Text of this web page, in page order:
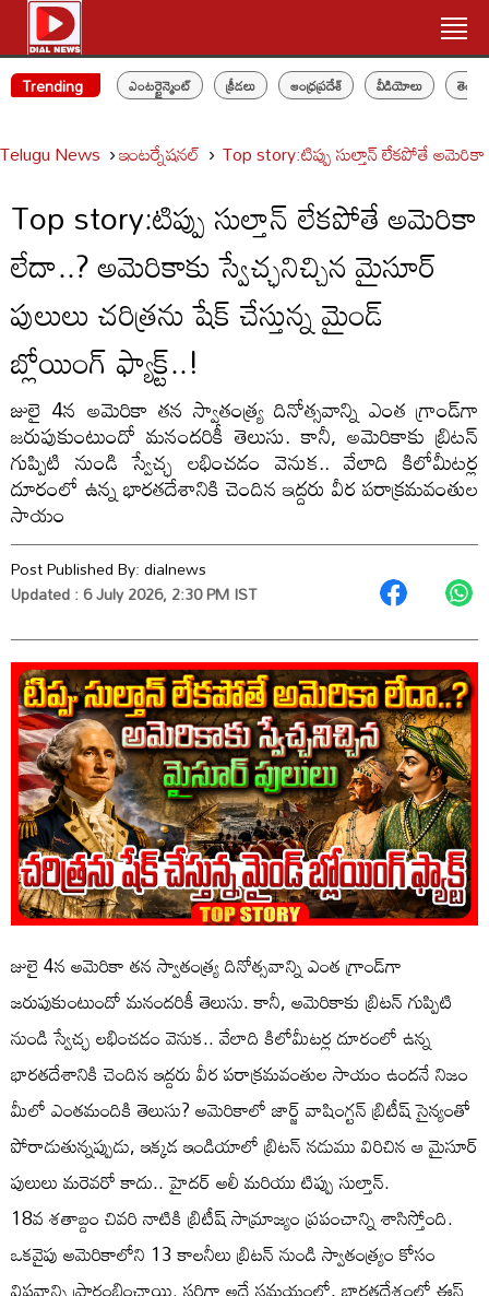
Trending ఎంటర్టైన్మెంట్ క్రీడలు ఆంధ్రప్రదేశ్ వీడియోలు
Telugu News ఇంటర్నేషనల్ Top story:టిప్పు సుల్తాన్ లేకపోతే అమెరికా
Top story:టిప్పు సుల్తాన్ లేకపోతే అమెరికా
లేదా..? అమెరికాకు స్వేచ్ఛనిచ్చిన మైసూర్
పులులు చరిత్రను షేక్ చేస్తున్న మైండ్
బ్లోయింగ్ ఫ్యాక్ట్..!
జులై 4న అమెరికా తన స్వాతంత్ర్య దినోత్సవాన్ని ఎంత గ్రాండ్‌గా
జరుపుకుంటుందో మనందరికీ తెలుసు. కానీ, అమెరికాకు బ్రిటన్
గుప్పిటి నుండి స్వేచ్ఛ లభించడం వెనుక.. వేలాది కిలోమీటర్ల
దూరంలో ఉన్న భారతదేశానికి చెందిన ఇద్దరు వీర పరాక్రమవంతుల
సాయం
Post Published By:dialnews
Updated : 6 July 2026, 2:30 PM IST
జులై 4న అమెరికా తన స్వాతంత్ర్య దినోత్సవాన్ని ఎంత గ్రాండ్‌గా
జరుపుకుంటుందో మనందరికీ తెలుసు. కానీ, అమెరికాకు బ్రిటన్ గుప్పిటి
నుండి స్వేచ్ఛ లభించడం వెనుక.. వేలాది కిలోమీటర్ల దూరంలో ఉన్న
భారతదేశానికి చెందిన ఇద్దరు వీర పరాక్రమవంతుల సాయం ఉందనే నిజం
మీలో ఎంతమందికి తెలుసు? అమెరికాలో జార్జ్ వాషింగ్టన్ బ్రిటీష్ సైన్యంతో
పోరాడుతున్నప్పుడు, ఇక్కడ ఇండియాలో బ్రిటన్ నడుము విరిచిన ఆ మైసూర్
పులులు మరెవరో కాదు.. హైదర్ అలీ మరియు టిప్పు సుల్తాన్.
18వ శతాబ్దం చివరి నాటికి బ్రిటీష్ సామ్రాజ్యం ప్రపంచాన్ని శాసిస్తోంది.
ఒకవైపు అమెరికాలోని 13 కాలనీలు బ్రిటన్ నుండి స్వాతంత్ర్యం కోసం